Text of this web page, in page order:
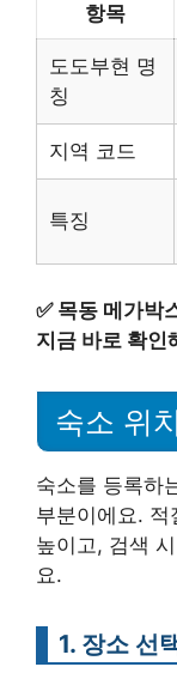
항목
도도부현 명
칭
지역 코드
특징
✅ 목동 메가박
지금 바로 확인
숙소 위
숙소를 등록하
부분이에요.
높이고, 검색
요.
1. 장소 선